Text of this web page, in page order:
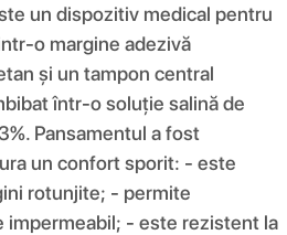
un dispozitiv medical pentru
o margine adezivă
și un tampon central
într-o soluție salină de
Pansamentul a fost
un confort sporit: - este
rotunjite; - permite
impermeabil; - este rezistent la